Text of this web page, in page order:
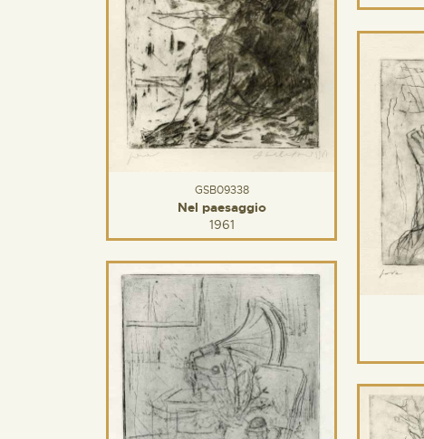
GSB09338
Nel paesaggio
1961